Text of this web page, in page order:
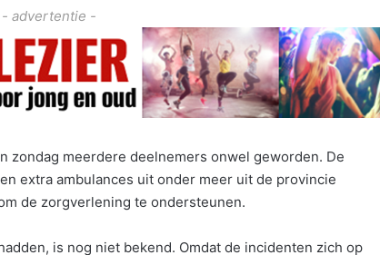
- advertentie -
zondag meerdere deelnemers onwel geworden. De
extra ambulances uit onder meer uit de provincie
de zorgverlening te ondersteunen.
is nog niet bekend. Omdat de incidenten zich op